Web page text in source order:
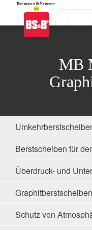
Application name
MB
Berstscheiben für
Überdruck- und
Graphitberstscheiben
Schutz von